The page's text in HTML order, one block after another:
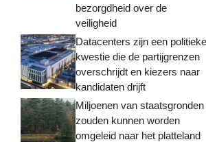
bezorgdheid over de
veiligheid
Datacenters zijn een politieke
kwestie die de partijgrenzen
overschrijdt en kiezers naar
kandidaten drijft
Miljoenen van staatsgronden
zouden kunnen worden
omgeleid naar het platteland